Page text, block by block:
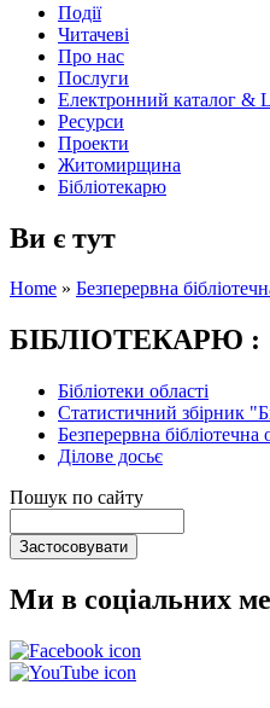
Події
Читачеві
Про нас
Послуги
Електронний каталог &
Ресурси
Проекти
Житомирщина
Бібліотекарю
Ви є тут
Home » Безперервна
БІБЛІОТЕКАРЮ :
Бібліотеки області
Статистичний збірник
Безперервна бібліотечна
Ділове досьє
Пошук по сайту
Ми в соціальних